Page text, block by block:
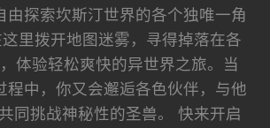
由探索坎斯汀世界的各个独唯一角
里拨开地图迷雾，寻得掉落在各
体验轻松爽快的异世界之旅。当
程中，你又会邂逅各色伙伴，与他
同挑战神秘性的圣兽。 快来开启